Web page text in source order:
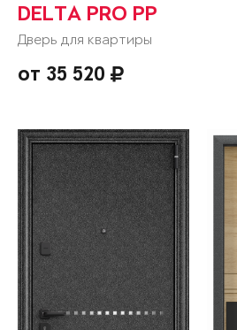
DELTA PRO PP
Дверь для квартиры
от 35 520